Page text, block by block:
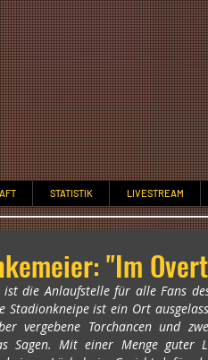
STATISTIK LIVESTREAM
"Im
ist die Anlaufstelle für alle Fans
Stadionkneipe ist ein Ort
vergebene Torchancen und
Sagen. Mit einer Menge